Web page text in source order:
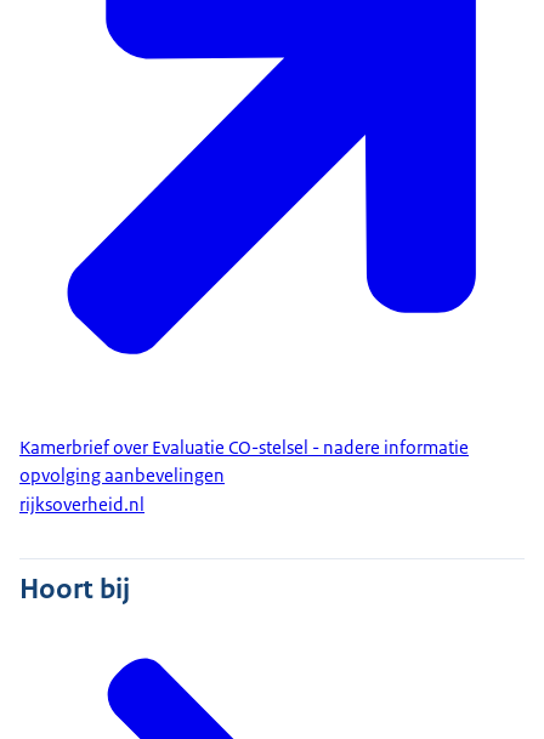
Kamerbrief over Evaluatie CO-stelsel - nadere informatie
opvolging aanbevelingen
rijksoverheid.nl
Hoort bij